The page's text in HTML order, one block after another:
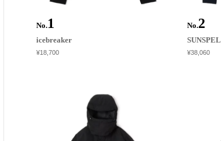
No.
icebreaker
¥18,700
No.
SUNSPEL
¥38,060